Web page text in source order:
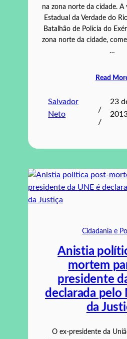
na zona norte da cidade. A
Estadual da Verdade do
Batalhão de Polícia do
zona norte da cidade,
…
Read
Salvador
Neto
/
/
23
Cidadania e
Anistia
mortem
presidente
declarada
da
O ex-presidente da